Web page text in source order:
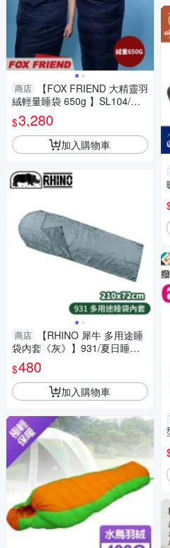
商店
【FOX FRIEND 大精靈羽
絨輕量睡袋 650g 】SL104/露
營/登山/睡袋/羽絨睡袋/保暖
$3,280
加入購物車
商店
【RHINO 犀牛 多用途睡
袋內套《灰》】931/夏日睡袋/
內層清潔/睡袋內襯/內裡替換/睡
袋套
$480
加入購物車